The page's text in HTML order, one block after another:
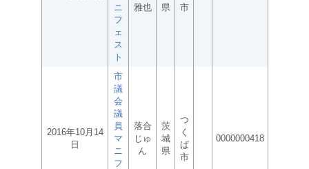
ニ
フ
ェ
ス
ト
雅也
県
市
2016年10月14
日
市
議
会
議
員
マ
ニ
フ
落合
じゅ
ん
茨
城
県
つ
く
ば
市
0000000418